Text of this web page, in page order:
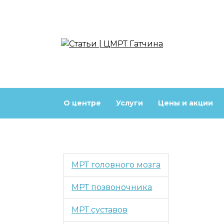
О центре Услуги Цены и акции
МРТ головного мозга
МРТ позвоночника
МРТ суставов